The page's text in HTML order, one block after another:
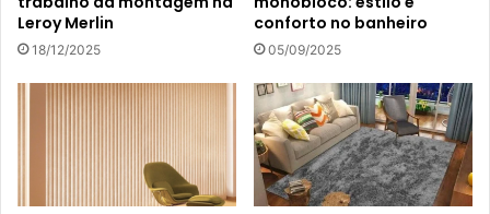
Leroy Merlin
18/12/2025
conforto no banheiro
05/09/2025